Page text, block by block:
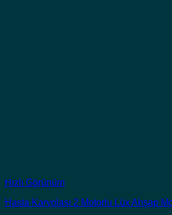
Hızlı Görünüm
Hasta Karyolası 2 Motorlu Lüx Ahşap